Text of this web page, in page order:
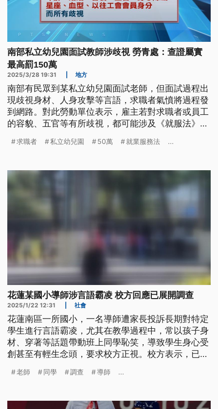
南部私立幼兒園面試教師涉歧視 勞青處：查證屬實
最高罰150萬
2025/3/28 19:31 地方
南部有民眾到某私立幼兒園面試老師，但面試過程出
現歧視身材、人身攻擊等言語，求職者氣憤將過程發
到網路。對此勞動單位表示，雇主若對求職者或員工
的容貌、五官等有所歧視，都可能涉及《就服法》的
求職者 私立幼兒園 50萬 就業服務法 ...
花蓮某國小導師涉言語霸凌 校方回應已展開調查
2025/1/22 12:31 社會
花蓮南區一所國小，一名導師遭家長投訴長期對特定
學生進行言語霸凌，尤其在教學過程中，常以孩子身
材、穿著等話題帶動班上同學恥笑，導致學生身心受
創甚至有輕生念頭，要求校方正視。校方表示，已經
老師 同學 調查 導師 ...